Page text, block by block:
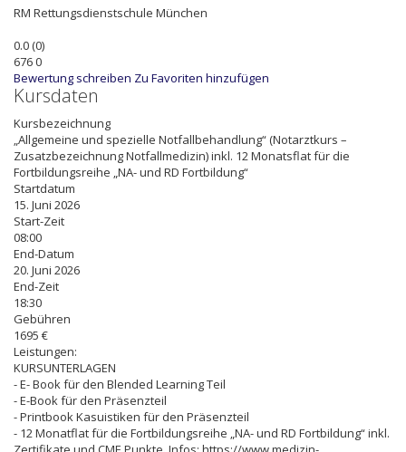
RM Rettungsdienstschule München
0.0(0)
6760
Bewertung schreiben Zu Favoriten hinzufügen
Kursdaten
Kursbezeichnung
„Allgemeine und spezielle Notfallbehandlung“ (Notarztkurs –
Zusatzbezeichnung Notfallmedizin) inkl. 12 Monatsflat für die
Fortbildungsreihe „NA- und RD Fortbildung“
Startdatum
15. Juni 2026
Start-Zeit
08:00
End-Datum
20. Juni 2026
End-Zeit
18:30
Gebühren
1695 €
Leistungen:
KURSUNTERLAGEN
- E- Book für den Blended Learning Teil
- E-Book für den Präsenzteil
- Printbook Kasuistiken für den Präsenzteil
- 12 Monatflat für die Fortbildungsreihe „NA- und RD Fortbildung“ inkl.